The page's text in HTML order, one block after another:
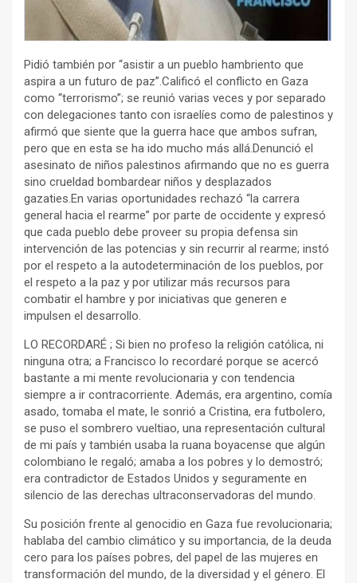
Pidió también por “asistir a un pueblo hambriento que
aspira a un futuro de paz”.Calificó el conflicto en Gaza
como “terrorismo”; se reunió varias veces y por separado
con delegaciones tanto con israelíes como de palestinos y
afirmó que siente que la guerra hace que ambos sufran,
pero que en esta se ha ido mucho más allá.Denunció el
asesinato de niños palestinos afirmando que no es guerra
sino crueldad bombardear niños y desplazados
gazaties.En varias oportunidades rechazó “la carrera
general hacia el rearme” por parte de occidente y expresó
que cada pueblo debe proveer su propia defensa sin
intervención de las potencias y sin recurrir al rearme; instó
por el respeto a la autodeterminación de los pueblos, por
el respeto a la paz y por utilizar más recursos para
combatir el hambre y por iniciativas que generen e
impulsen el desarrollo.
LO RECORDARÉ ; Si bien no profeso la religión católica, ni
ninguna otra; a Francisco lo recordaré porque se acercó
bastante a mi mente revolucionaria y con tendencia
siempre a ir contracorriente. Además, era argentino, comía
asado, tomaba el mate, le sonrió a Cristina, era futbolero,
se puso el sombrero vueltiao, una representación cultural
de mi país y también usaba la ruana boyacense que algún
colombiano le regaló; amaba a los pobres y lo demostró;
era contradictor de Estados Unidos y seguramente en
silencio de las derechas ultraconservadoras del mundo.
Su posición frente al genocidio en Gaza fue revolucionaria;
hablaba del cambio climático y su importancia, de la deuda
cero para los países pobres, del papel de las mujeres en
transformación del mundo, de la diversidad y el género. El